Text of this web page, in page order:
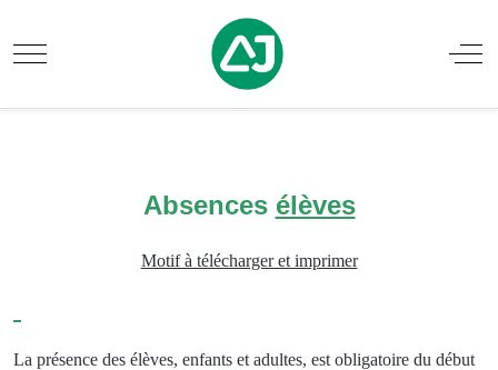
Mobile Menu Toggle Off-
Absences élèves
Motif à télécharger et imprimer
La présence des élèves, enfants et adultes, est obligatoire du début